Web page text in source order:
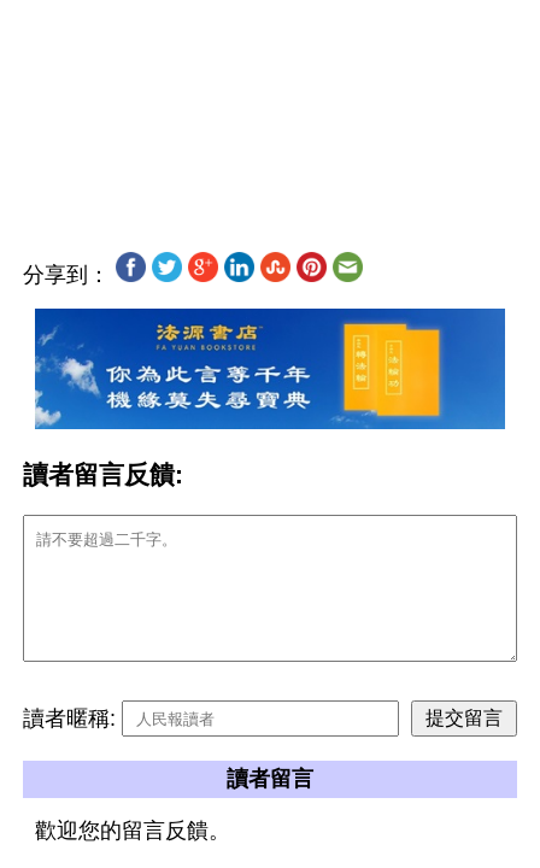
分享到：
讀者留言反饋:
讀者暱稱:
讀者留言
歡迎您的留言反饋。